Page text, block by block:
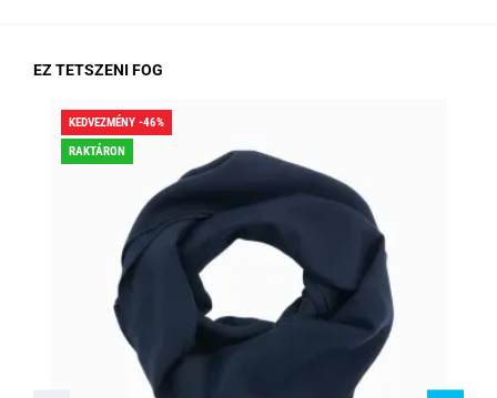
EZ TETSZENI FOG
KEDVEZMÉNY -46%
RAKTÁRON